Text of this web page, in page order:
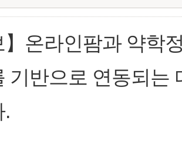
】온라인팜과 약학
기반으로 연동되는
.